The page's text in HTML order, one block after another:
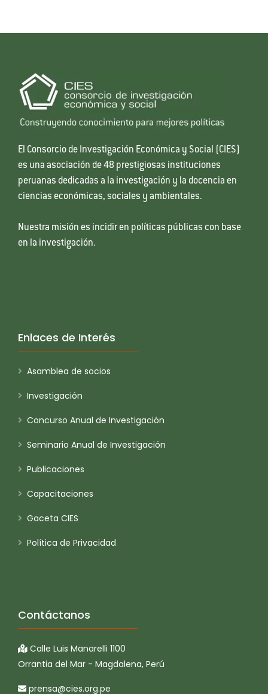
El Consorcio de Investigación Económica y Social (CIES)
es una asociación de 48 prestigiosas instituciones
peruanas dedicadas a la investigación y la docencia en
ciencias económicas, sociales y ambientales.
Nuestra misión es incidir en políticas públicas con base
en la investigación.
Enlaces de Interés
Asamblea de socios
Investigación
Concurso Anual de Investigación
Seminario Anual de Investigación
Publicaciones
Capacitaciones
Gaceta CIES
Política de Privacidad
Contáctanos
Calle Luis Manarelli 1100
Orrantia del Mar - Magdalena, Perú
prensa@cies.org.pe